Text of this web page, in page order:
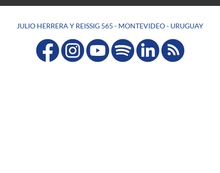
JULIO HERRERA Y REISSIG 565 - MONTEVIDEO - URUGUAY